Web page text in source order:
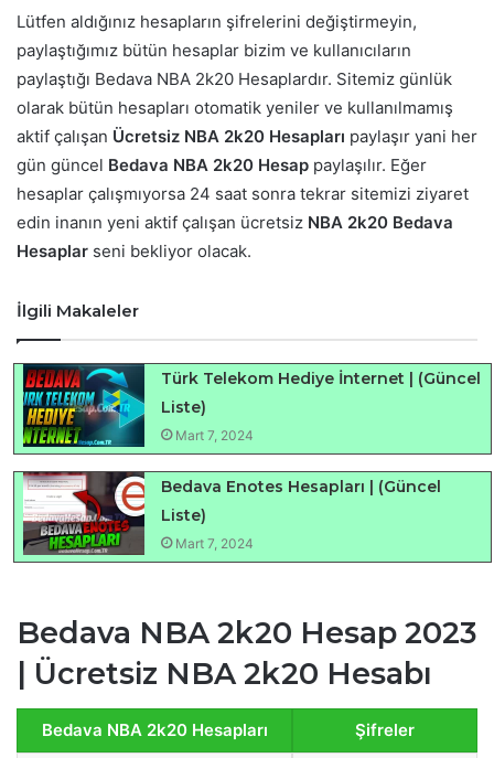
Lütfen aldığınız hesapların şifrelerini değiştirmeyin,
paylaştığımız bütün hesaplar bizim ve kullanıcıların
paylaştığı Bedava NBA 2k20 Hesaplardır. Sitemiz günlük
olarak bütün hesapları otomatik yeniler ve kullanılmamış
aktif çalışan Ücretsiz NBA 2k20 Hesapları paylaşır yani her
gün güncel Bedava NBA 2k20 Hesap paylaşılır. Eğer
hesaplar çalışmıyorsa 24 saat sonra tekrar sitemizi ziyaret
edin inanın yeni aktif çalışan ücretsiz NBA 2k20 Bedava
Hesaplar seni bekliyor olacak.
İlgili Makaleler
Türk Telekom Hediye İnternet | (Güncel
Liste)
Mart 7, 2024
Bedava Enotes Hesapları | (Güncel
Liste)
Mart 7, 2024
Bedava NBA 2k20 Hesap 2023
| Ücretsiz NBA 2k20 Hesabı
Bedava NBA 2k20 Hesapları Şifreler